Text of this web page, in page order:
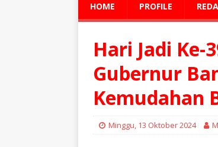
HOME PROFILE
Hari Jadi Ke-
Gubernur
Kemudahan
Minggu, 13 Oktober 2024